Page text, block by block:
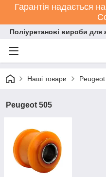
Гарантія надається
Поліуретанові вироби для
Наші товари Peugeot
Peugeot 505